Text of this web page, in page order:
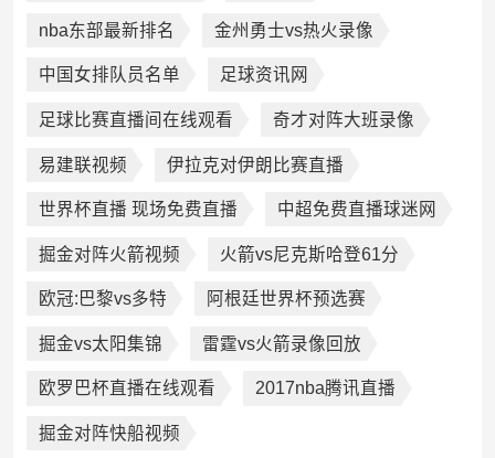
nba东部最新排名 金州勇士vs热火录像
中国女排队员名单 足球资讯网
足球比赛直播间在线观看 奇才对阵大班录像
易建联视频 伊拉克对伊朗比赛直播
世界杯直播 现场免费直播 中超免费直播球迷网
掘金对阵火箭视频 火箭vs尼克斯哈登61分
欧冠:巴黎vs多特 阿根廷世界杯预选赛
掘金vs太阳集锦 雷霆vs火箭录像回放
欧罗巴杯直播在线观看 2017nba腾讯直播
掘金对阵快船视频